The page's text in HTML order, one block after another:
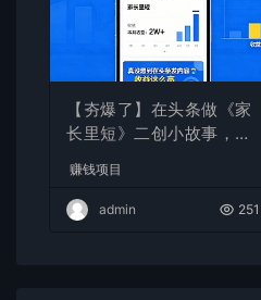
【夯爆了】在头条做《家
长里短》二创小故事，这
赚钱项目
admin 251